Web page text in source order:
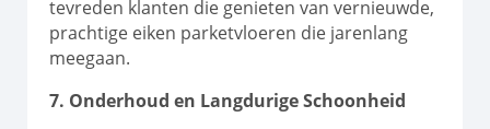
tevreden klanten die genieten van vernieuwde,
prachtige eiken parketvloeren die jarenlang
meegaan.
7. Onderhoud en Langdurige Schoonheid